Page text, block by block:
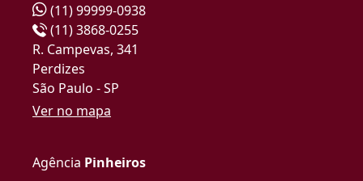
(11) 99999-0938
(11) 3868-0255
R. Campevas, 341
Perdizes
São Paulo - SP
Ver no mapa
Agência Pinheiros